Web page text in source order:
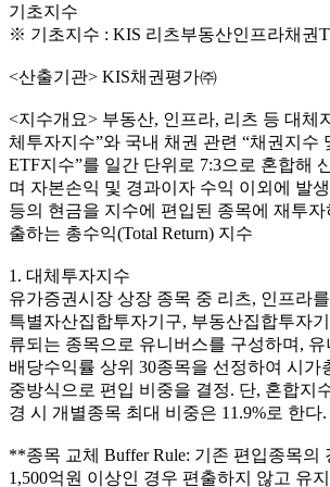
기초지수
※ 기초지수 : KIS 리츠부동산인프라채권
<산출기관> KIS채권평가㈜
<지수개요> 부동산, 인프라, 리츠 등 대체
체투자지수”와 국내 채권 관련 “채권지수
ETF지수”를 일간 단위로 7:3으로 혼합해
며 자본손익 및 경과이자 수익 이외에 발
등의 현금을 지수에 편입된 종목에 재투
출하는 총수익(Total Return) 지수
1. 대체투자지수
유가증권시장 상장 종목 중 리츠, 인프라
특별자산집합투자기구, 부동산집합투자
류되는 종목으로 유니버스를 구성하며,
배당수익률 상위 30종목을 선정하여 시가
중방식으로 편입 비중을 결정. 단, 혼합지
경 시 개별종목 최대 비중은 11.9%로 한다.
**종목 교체 Buffer Rule: 기존 편입종목의
1,500억원 이상인 경우 편출하지 않고 유